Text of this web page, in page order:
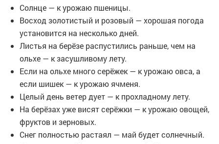
Солнце — к урожаю пшеницы.
Восход золотистый и розовый — хорошая погода
установится на несколько дней.
Листья на берёзе распустились раньше, чем на
ольхе — к засушливому лету.
Если на ольхе много серёжек — к урожаю овса, а
если шишек — к урожаю ячменя.
Целый день ветер дует — к прохладному лету.
На берёзах уже висят серёжки — к урожаю овощей,
фруктов и зерновых.
Снег полностью растаял — май будет солнечный.